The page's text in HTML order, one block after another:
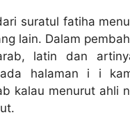
suratul fatiha
lain. Dalam
latin dan
halaman i i
kalau menurut ahli